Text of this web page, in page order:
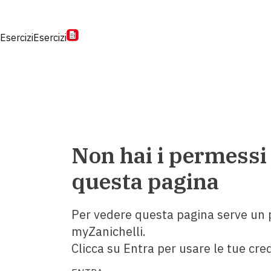
EserciziEsercizi
Non hai i
questa pagina
Per vedere questa pagina serve un
myZanichelli.
Clicca su Entra per usare le tue